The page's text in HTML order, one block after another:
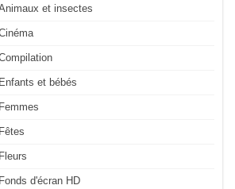
et insectes
Enfants et bébés
Femmes
Fêtes
Fleurs
Fonds d'écran HD